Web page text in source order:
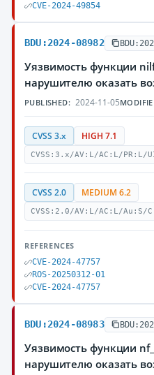
CVE-2024-49854
BDU:2024-08982
Уязвимость функции
нарушителю оказать
PUBLISHED: 2024-11-05
CVSS 3.x HIGH 7.1
CVSS:3.x/AV:L/AC:L/
CVSS 2.0 MEDIUM 6.2
CVSS:2.0/AV:L/AC:L/Au:S/
REFERENCES
CVE-2024-47757
ROS-20250312-01
CVE-2024-47757
BDU:2024-08983
Уязвимость функции
нарушителю оказать